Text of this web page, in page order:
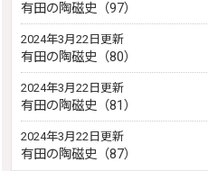
有田の陶磁史（97）
2024年3月22日更新
有田の陶磁史（80）
2024年3月22日更新
有田の陶磁史（81）
2024年3月22日更新
有田の陶磁史（87）